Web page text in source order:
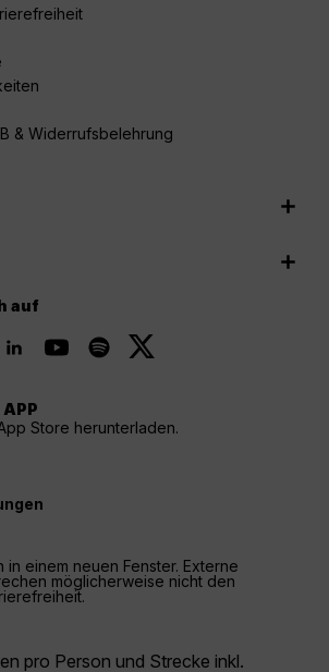
& Widerrufsbelehrung
auf
Store herunterladen.
in einem neuen Fenster. Externe
möglicherweise nicht den
pro Person und Strecke inkl.